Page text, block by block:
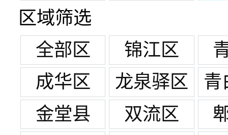
区域筛选
全部区
锦江区
成华区
龙泉驿区
青
金堂县
双流区